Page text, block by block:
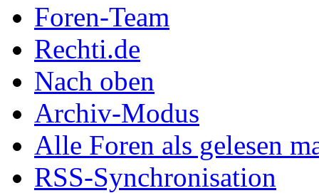
Foren-Team
Rechti.de
Nach oben
Archiv-Modus
Alle Foren als gelesen
RSS-Synchronisation